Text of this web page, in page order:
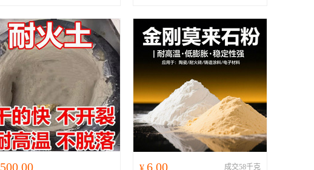
500.00 ¥ 6.00
成交58千克